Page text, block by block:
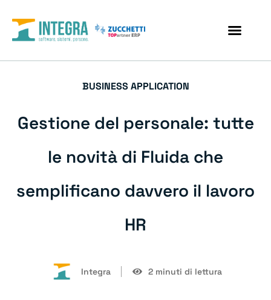
BUSINESS APPLICATION
Gestione del personale: tutte
le novità di Fluida che
semplificano davvero il lavoro
HR
Integra 2 minuti di lettura